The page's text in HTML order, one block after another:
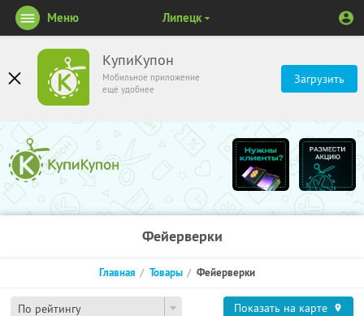
КупиКупон
Мобильное приложение
ещё удобнее
Загрузить
Меню Липецк
Фейерверки
По рейтингу
Главная Товары Фейерверки
Показать на карте